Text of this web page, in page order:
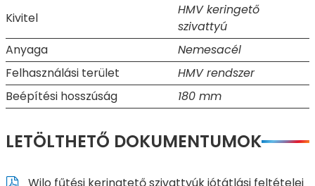
Kivitel
HMV keringető
szivattyú
Anyaga
Nemesacél
Felhasználási terület
HMV rendszer
Beépítési hosszúság
180 mm
LETÖLTHETŐ DOKUMENTUMOK
Wilo fűtési keringtető szivattyúk jótátlási feltételei